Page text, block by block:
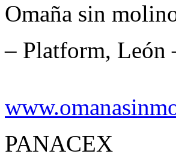
Omaña sin
– Platform, León
PANACEX